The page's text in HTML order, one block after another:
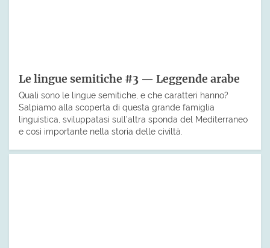
Le lingue semitiche #3 — Leggende arabe
Quali sono le lingue semitiche, e che caratteri hanno?
Salpiamo alla scoperta di questa grande famiglia
linguistica, sviluppatasi sull’altra sponda del Mediterraneo
e così importante nella storia delle civiltà.